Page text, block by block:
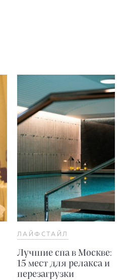
ЛАЙФСТАЙЛ
Лучшие спа в Москве:
15 мест для релакса и
перезагрузки